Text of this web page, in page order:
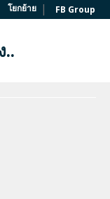
โยกย้าย | FB Group
..